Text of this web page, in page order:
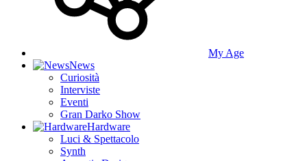
My Age
News
Curiosità
Interviste
Eventi
Gran Darko Show
Hardware
Luci & Spettacolo
Synth